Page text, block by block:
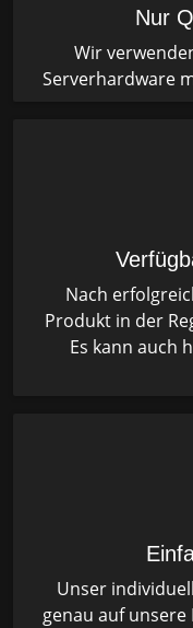
Nur
Wir
Serverhardware
Nach
Produkt in der
Es kann auch
Unser
genau auf unsere